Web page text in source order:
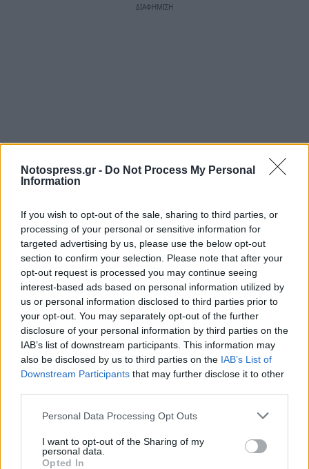
Notospress.gr - Do Not Process My Personal
Information
If you wish to opt-out of the sale, sharing to third parties, or
processing of your personal or sensitive information for
targeted advertising by us, please use the below opt-out
section to confirm your selection. Please note that after your
opt-out request is processed you may continue seeing
interest-based ads based on personal information utilized by
us or personal information disclosed to third parties prior to
your opt-out. You may separately opt-out of the further
disclosure of your personal information by third parties on the
IAB’s list of downstream participants. This information may
also be disclosed by us to third parties on the IAB’s List of
Downstream Participants that may further disclose it to other
Personal Data Processing Opt Outs
I want to opt-out of the Sharing of my
personal data.
Opted In